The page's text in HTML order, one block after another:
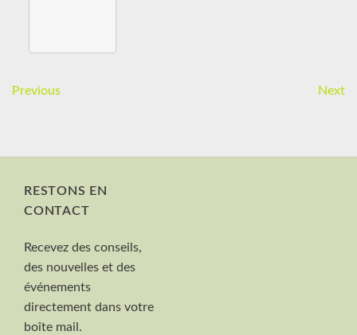
Previous Next
RESTONS EN
CONTACT
Recevez des conseils,
des nouvelles et des
événements
directement dans votre
boîte mail.